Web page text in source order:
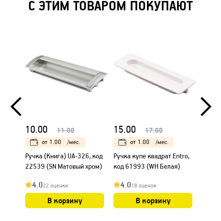
С ЭТИМ ТОВАРОМ ПОКУПАЮТ
10.00 11.00
от 1.00 /мес.
Ручка (Книга) UA-326, код
22539 (SN Матовый хром)
4.022 оценки
В корзину
15.00 17.00
от 1.00 /мес.
Ручка купе квадрат Entro,
код 61993 (WH Белая)
4.018 оценок
В корзину